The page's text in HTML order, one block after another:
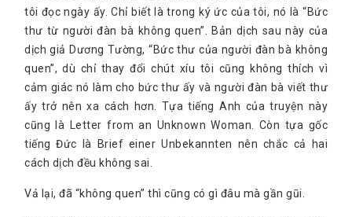
tôi đọc ngày ấy. Chỉ biết là trong ký ức của tôi, nó là “Bức
thư từ người đàn bà không quen”. Bản dịch sau này của
dịch giả Dương Tường, “Bức thư của người đàn bà không
quen”, dù chỉ thay đổi chút xíu tôi cũng không thích vì
cảm giác nó làm cho bức thư ấy và người đàn bà viết thư
ấy trở nên xa cách hơn. Tựa tiếng Anh của truyện này
cũng là Letter from an Unknown Woman. Còn tựa gốc
tiếng Đức là Brief einer Unbekannten nên chắc cả hai
cách dịch đều không sai.
Vả lại, đã “không quen” thì cũng có gì đâu mà gần gũi.